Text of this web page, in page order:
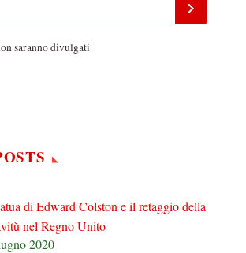
saranno divulgati
di Edward Colston e il retaggio della
nel Regno Unito
2020